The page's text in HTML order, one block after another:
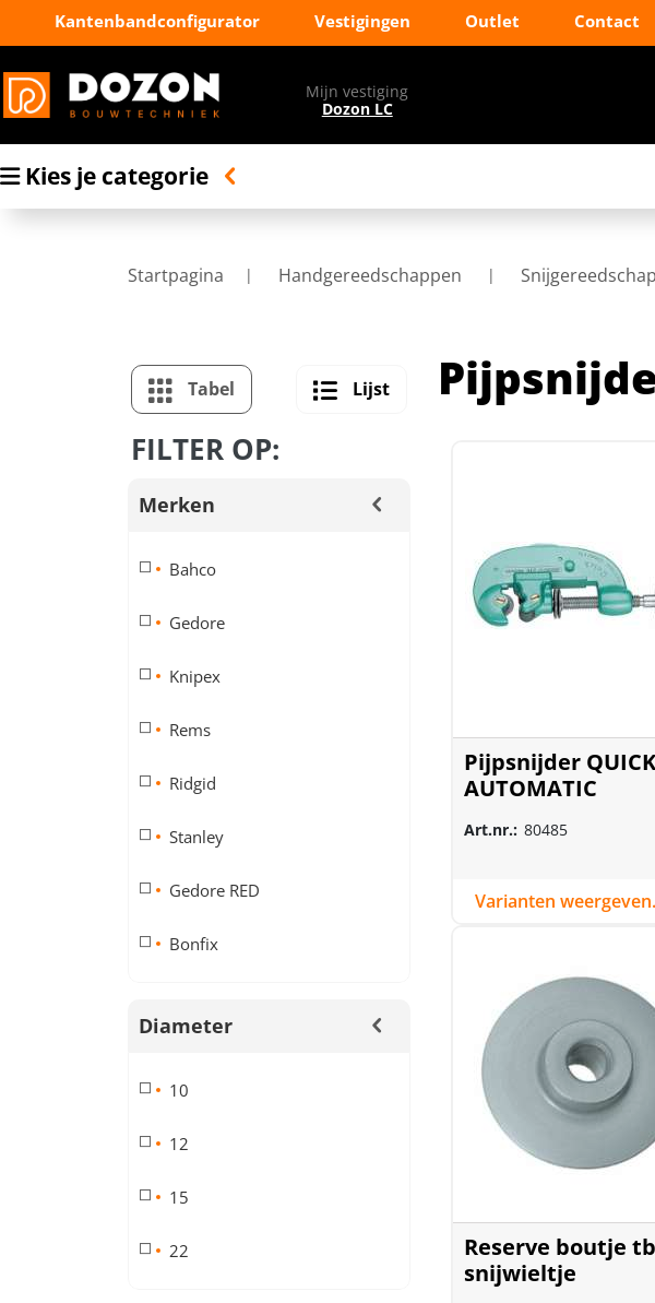
Kantenbandconfigurator Vestigingen Outlet Contact
Mijn vestiging
Dozon LC
Kies je categorie
Startpagina Handgereedschappen
Tabel Lijst
FILTER OP:
Merken
Bahco
Gedore
Knipex
Rems
Ridgid
Stanley
Gedore RED
Bonfix
Diameter
10
12
15
22
Pijpsnijder QUICK
AUTOMATIC
Art.nr.: 80485
Reserve boutje
snijwieltje